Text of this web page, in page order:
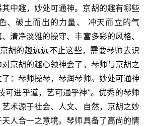
中趣，妙处可通神。京胡的趣有哪些
、破土而出的力量、 冲天而立的气
、 清净淡雅的操守、丰富多彩的风格、
胡的趣远远不止这些，需要琴师去识
京胡的趣心领神会了，琴师与京胡之
：琴师操琴，琴润琴师。妙处可通神
进乎道，艺可通乎神”。优秀的琴师
术源于社会、人文、自然，京胡之妙
人合一之意境。琴师具备了高尚的情